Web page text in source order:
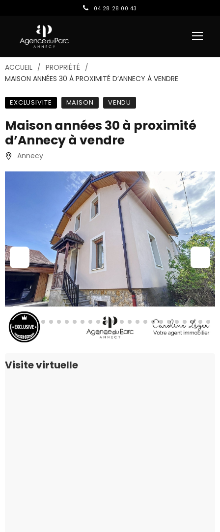
04 28 28 00 43
ACCUEIL
PROPRIÉTÉ
MAISON ANNÉES 30 À PROXIMITÉ D’ANNECY À VENDRE
EXCLUSIVITE MAISON VENDU
Maison années 30 à proximité
d’Annecy à vendre
Annecy
Visite virtuelle